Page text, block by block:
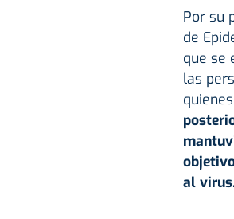
Por su
de
que se
las
al